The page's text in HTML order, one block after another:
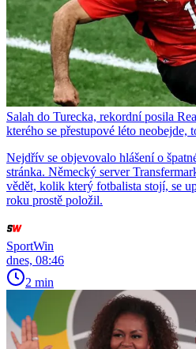
Salah do Turecka, rekordní posila
kterého se přestupové léto neobejde,
Nejdřív se objevovalo hlášení o
stránka. Německý server
vědět, kolik který fotbalista stojí, se
roku prostě položil.
SportWin
dnes, 08:46
2 min